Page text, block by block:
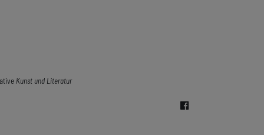
Kunst und Literatur